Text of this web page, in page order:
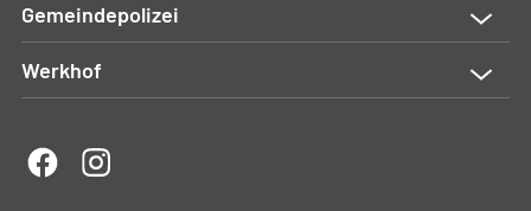
Gemeindepolizei
Werkhof